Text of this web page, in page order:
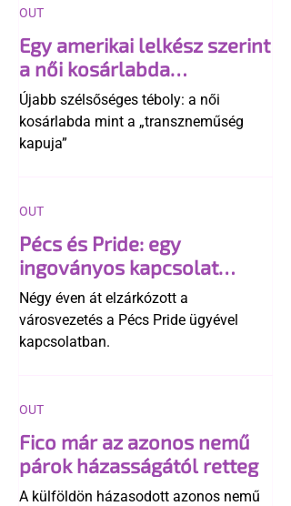
Egy amerikai lelkész szerint
a női kosárlabda
transzneműséghez vezet
Újabb szélsőséges téboly: a női
kosárlabda mint a „transzneműség
kapuja”
OUT
Pécs és Pride: egy
ingoványos kapcsolat
története
Négy éven át elzárkózott a
városvezetés a Pécs Pride ügyével
kapcsolatban.
OUT
Fico már az azonos nemű
párok házasságától retteg
A külföldön házasodott azonos nemű
OUT